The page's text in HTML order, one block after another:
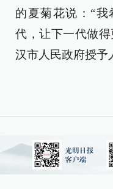
的夏菊花说：“
代，让下一代做
汉市人民政府授予